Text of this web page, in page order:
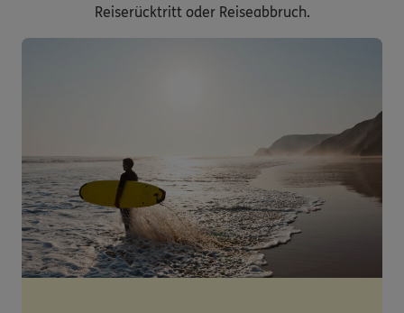
Reiserücktritt oder Reiseabbruch.